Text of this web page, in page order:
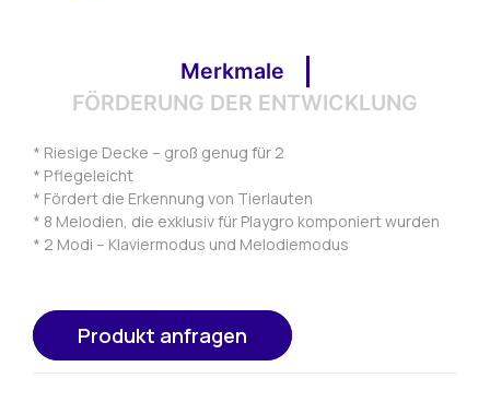
Merkmale
FÖRDERUNG DER ENTWICKLUNG
* Riesige Decke – groß genug für 2
* Pflegeleicht
* Fördert die Erkennung von Tierlauten
* 8 Melodien, die exklusiv für Playgro komponiert wurden
* 2 Modi – Klaviermodus und Melodiemodus
Produkt anfragen